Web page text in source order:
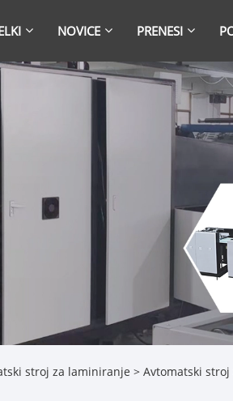
NOVICE PRENESI
stroj za laminiranje > Avtomatski